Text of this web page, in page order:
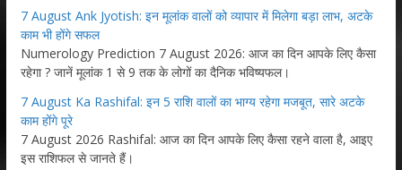
7 August Ank Jyotish: इन मूलांक वालों को व्यापार में मिलेगा बड़ा लाभ, अटके
काम भी होंगे सफल
Numerology Prediction 7 August 2026: आज का दिन आपके लिए कैसा
रहेगा ? जानें मूलांक 1 से 9 तक के लोगों का दैनिक भविष्यफल।
7 August Ka Rashifal: इन 5 राशि वालों का भाग्य रहेगा मजबूत, सारे अटके
काम होंगे पूरे
7 August 2026 Rashifal: आज का दिन आपके लिए कैसा रहने वाला है, आइए
इस राशिफल से जानते हैं।